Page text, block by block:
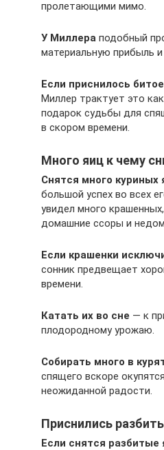
пролетающими мимо.
У Миллера подобный
материальную прибыль
Если приснилось
Миллер трактует это
подарок судьбы для
в скором времени.
Много яиц к чему
Снятся много куриных
большой успех во всех
увидел много
домашние ссоры и
Если крашенки
сонник предвещает
времени.
Катать их во сне — к
плодородному урожаю.
Собирать много в
спящего вскоре
неожиданной радости.
Приснились
Если снятся разбитые